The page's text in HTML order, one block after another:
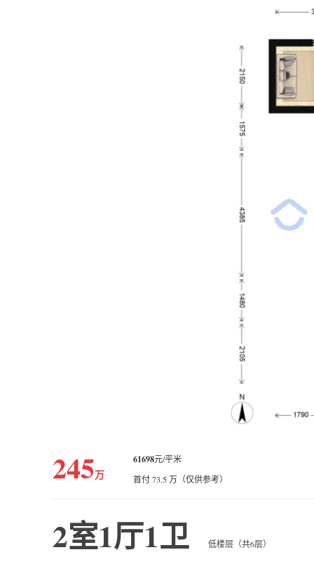
245万
61698元/平米
首付 73.5 万（仅供参考）
2室1厅1卫 低楼层（共6层）